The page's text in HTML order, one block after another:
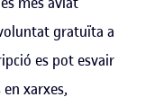
gratuïta a
es pot esvair
xarxes,